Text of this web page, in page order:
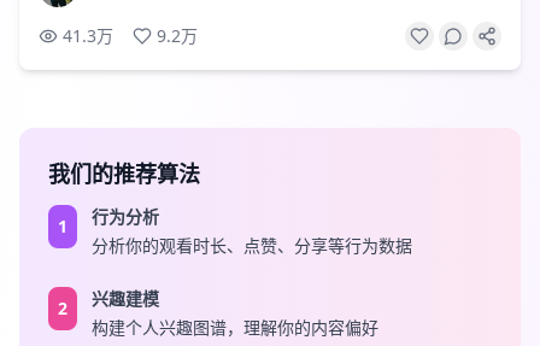
41.3万 9.2万
我们的推荐算法
1
行为分析
分析你的观看时长、点赞、分享等行为数据
2
兴趣建模
构建个人兴趣图谱，理解你的内容偏好